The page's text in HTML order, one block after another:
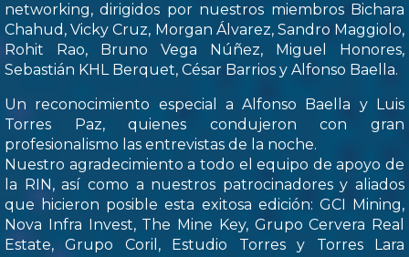
networking, dirigidos por nuestros miembros Bichara
Chahud, Vicky Cruz, Morgan Álvarez, Sandro Maggiolo,
Rohit Rao, Bruno Vega Núñez, Miguel Honores,
Sebastián KHL Berquet, César Barrios y Alfonso Baella.
Un reconocimiento especial a Alfonso Baella y Luis
Torres Paz, quienes condujeron con gran
profesionalismo las entrevistas de la noche.
Nuestro agradecimiento a todo el equipo de apoyo de
la RIN, así como a nuestros patrocinadores y aliados
que hicieron posible esta exitosa edición: GCI Mining,
Nova Infra Invest, The Mine Key, Grupo Cervera Real
Estate, Grupo Coril, Estudio Torres y Torres Lara